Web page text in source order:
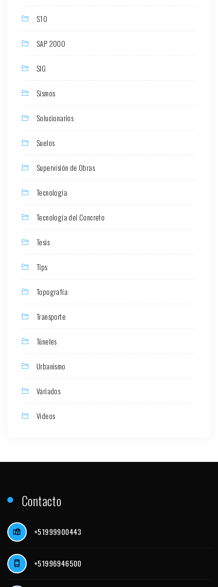
S10
SAP 2000
SIG
Sismos
Solucionarios
Suelos
Supervisión de Obras
Tecnología
Tecnología del Concreto
Tesis
Tips
Topografía
Transporte
Túneles
Urbanismo
Variados
Videos
Contacto
+51999900443
+51996946500